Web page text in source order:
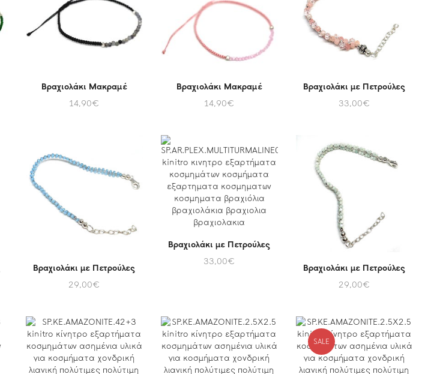
Βραχιολάκι Μακραμέ
14,90€
Βραχιολάκι Μακραμέ
14,90€
Βραχιολάκι με Πετρούλες
33,00€
Βραχιολάκι με Πετρούλες
29,00€
Βραχιολάκι με Πετρούλες
33,00€
Βραχιολάκι με Πετρούλες
29,00€
SALE